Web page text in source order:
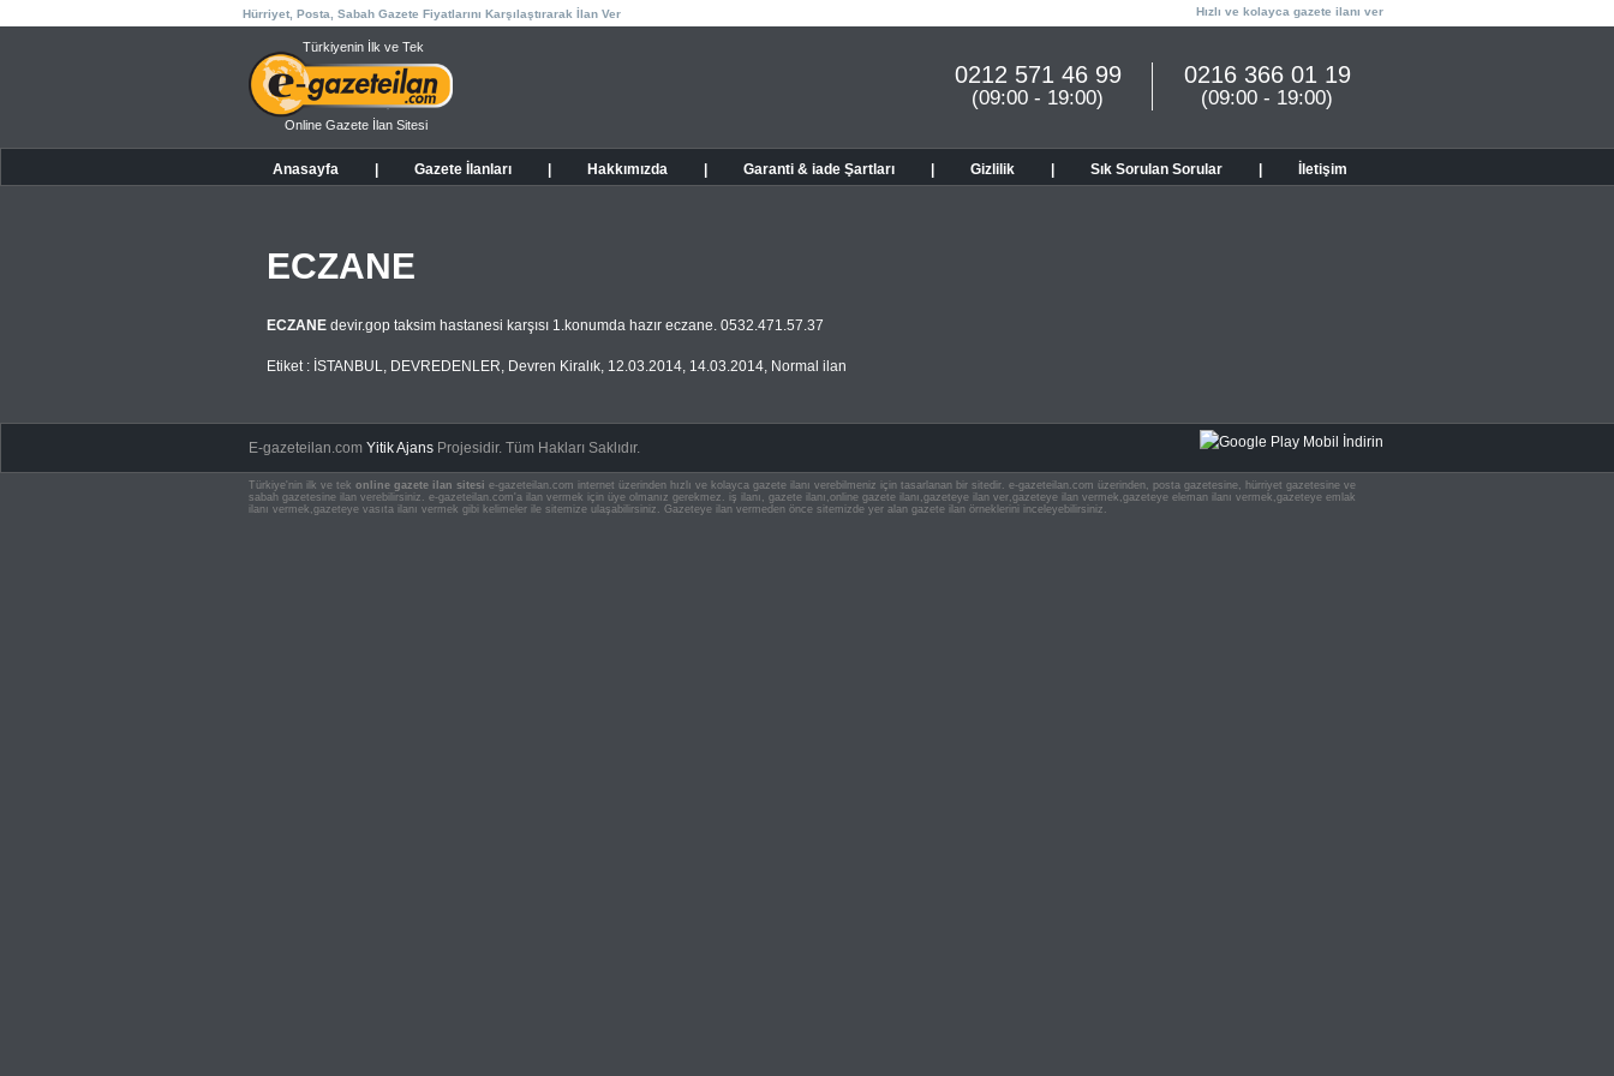
Hürriyet, Posta, Sabah Gazete Fiyatlarını Karşılaştırarak İlan Ver Hızlı ve kolayca gazete ilanı ver
Türkiyenin İlk ve Tek
Online Gazete İlan Sitesi
0216 366 01 19
(09:00 - 19:00)
0212 571 46 99
(09:00 - 19:00)
Anasayfa Gazete İlanları Hakkımızda Garanti & iade Şartları Gizlilik Sık Sorulan Sorular İletişim
ECZANE
ECZANE devir.gop taksim hastanesi karşısı 1.konumda hazır eczane. 0532.471.57.37
Etiket : İSTANBUL, DEVREDENLER, Devren Kiralık, 12.03.2014, 14.03.2014, Normal ilan
E-gazeteilan.comYitik Ajans Projesidir.Tüm Hakları Saklıdır.
Türkiye'nin ilk ve tek online gazete ilan sitesi e-gazeteilan.com internet üzerinden hızlı ve kolayca gazete ilanı verebilmeniz için tasarlanan bir sitedir. e-gazeteilan.com üzerinden, posta gazetesine, hürriyet gazetesine ve
sabah gazetesine ilan verebilirsiniz. e-gazeteilan.com'a ilan vermek için üye olmanız gerekmez. iş ilanı, gazete ilanı,online gazete ilanı,gazeteye ilan ver,gazeteye ilan vermek,gazeteye eleman ilanı vermek,gazeteye emlak
ilanı vermek,gazeteye vasıta ilanı vermek gibi kelimeler ile sitemize ulaşabilirsiniz. Gazeteye ilan vermeden önce sitemizde yer alan gazete ilan örneklerini inceleyebilirsiniz.